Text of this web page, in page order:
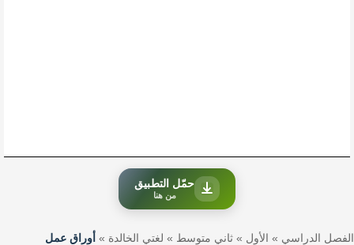
حمّل التطبيق
من هنا
الفصل الدراسي » الأول » ثاني متوسط » لغتي الخالدة » أوراق عمل